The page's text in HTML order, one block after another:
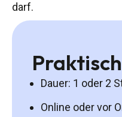
darf.
Praktisch
Dauer: 1 oder 2
Online oder vor